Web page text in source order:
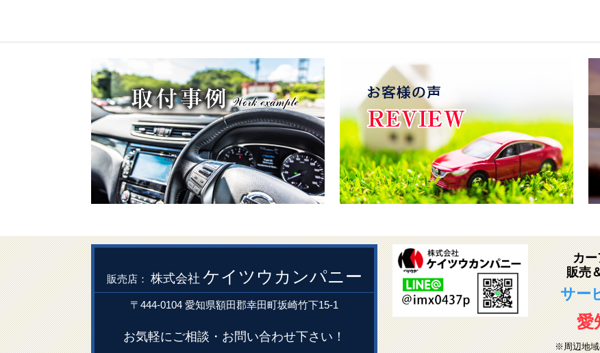
販売店： 株式会社 ケイツウカンパニー
〒444-0104 愛知県額田郡幸田町坂崎竹下15-1
お気軽にご相談・お問い合わせ下さい！
カー
販売
サー
愛
※周辺地域